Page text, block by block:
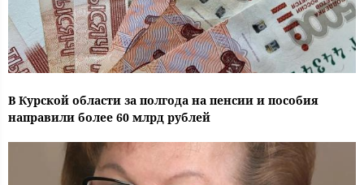
В Курской области за полгода на пенсии и пособия
направили более 60 млрд рублей